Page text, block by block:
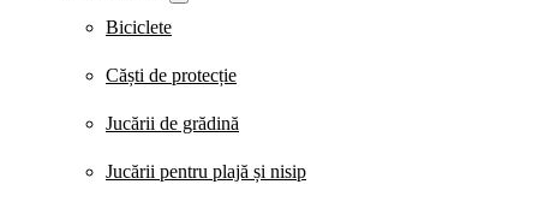
Biciclete
Căști de protecție
Jucării de grădină
Jucării pentru plajă și nisip